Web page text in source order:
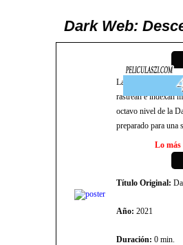
Dark Web:
La Dark Web es la
rastrean e indexan
octavo nivel de la
preparado para una
Lo más
Título Original:
Año: 2021
Duración: 0 min.